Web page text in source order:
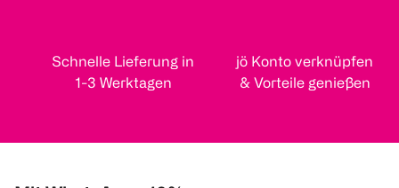
Schnelle Lieferung in
1-3 Werktagen
jö Konto verknüpfen
& Vorteile genießen